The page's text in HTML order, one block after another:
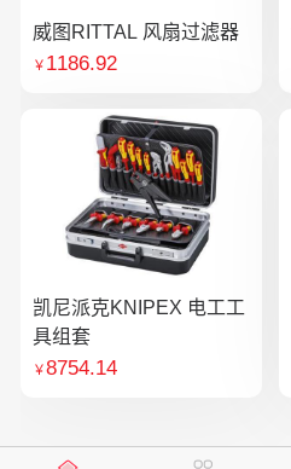
威图RITTAL 风扇过滤器
￥ 1186.92
凯尼派克KNIPEX 电工工
具组套
￥8754.14